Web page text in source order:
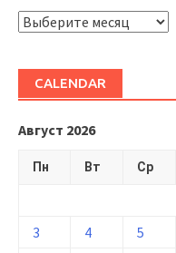
ARHIVĂ
CALENDAR
Август 2026
Пн Вт Ср
3
4 5